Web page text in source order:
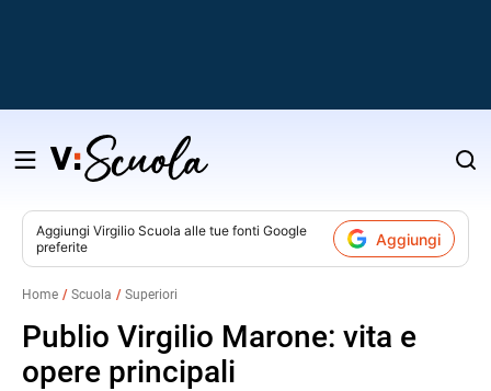
Salta
contenuto
Aggiungi Virgilio Scuola alle tue fonti Google
preferite
Aggiungi
Home Scuola Superiori
Publio Virgilio Marone: vita e
opere principali